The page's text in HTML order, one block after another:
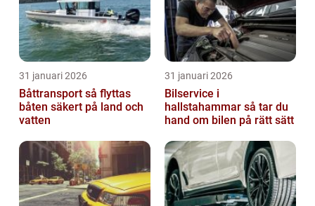
31 januari 2026
Båttransport så flyttas
båten säkert på land och
vatten
31 januari 2026
Bilservice i
hallstahammar så tar du
hand om bilen på rätt sätt